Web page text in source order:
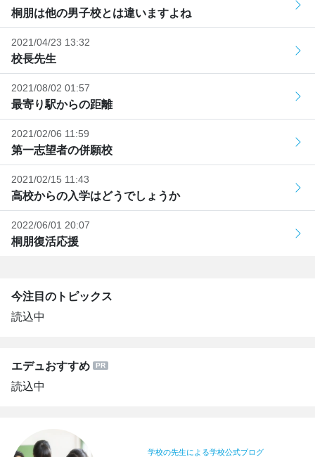
桐朋は他の男子校とは違いますよね
2021/04/23 13:32
校長先生
2021/08/02 01:57
最寄り駅からの距離
2021/02/06 11:59
第一志望者の併願校
2021/02/15 11:43
高校からの入学はどうでしょうか
2022/06/01 20:07
桐朋復活応援
今注目のトピックス
読込中
エデュおすすめ
読込中
学校の先生による学校公式ブログ